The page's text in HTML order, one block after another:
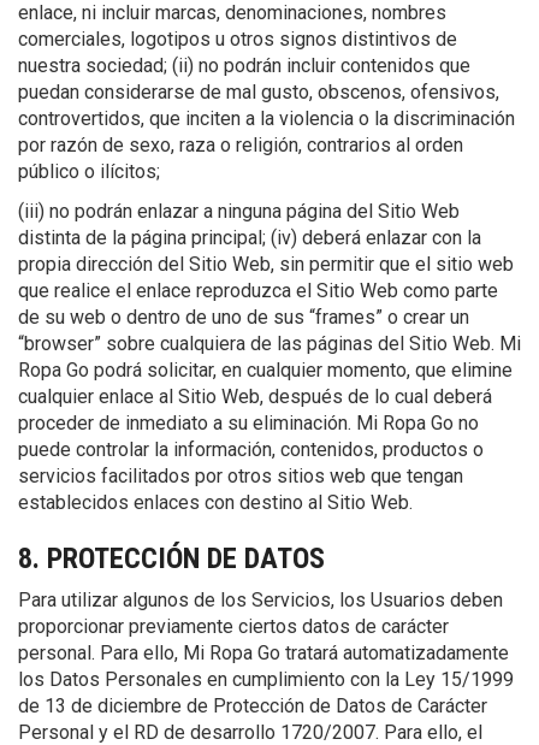
enlace, ni incluir marcas, denominaciones, nombres
comerciales, logotipos u otros signos distintivos de
nuestra sociedad; (ii) no podrán incluir contenidos que
puedan considerarse de mal gusto, obscenos, ofensivos,
controvertidos, que inciten a la violencia o la discriminación
por razón de sexo, raza o religión, contrarios al orden
público o ilícitos;
(iii) no podrán enlazar a ninguna página del Sitio Web
distinta de la página principal; (iv) deberá enlazar con la
propia dirección del Sitio Web, sin permitir que el sitio web
que realice el enlace reproduzca el Sitio Web como parte
de su web o dentro de uno de sus “frames” o crear un
“browser” sobre cualquiera de las páginas del Sitio Web. Mi
Ropa Go podrá solicitar, en cualquier momento, que elimine
cualquier enlace al Sitio Web, después de lo cual deberá
proceder de inmediato a su eliminación. Mi Ropa Go no
puede controlar la información, contenidos, productos o
servicios facilitados por otros sitios web que tengan
establecidos enlaces con destino al Sitio Web.
8. PROTECCIÓN DE DATOS
Para utilizar algunos de los Servicios, los Usuarios deben
proporcionar previamente ciertos datos de carácter
personal. Para ello, Mi Ropa Go tratará automatizadamente
los Datos Personales en cumplimiento con la Ley 15/1999
de 13 de diciembre de Protección de Datos de Carácter
Personal y el RD de desarrollo 1720/2007. Para ello, el